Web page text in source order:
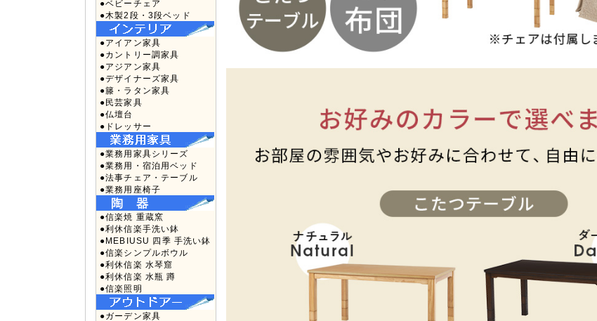
●ベビーチェア
●木製2段・3段ベッド
●アイアン家具
●カントリー調家具
●アジアン家具
●デザイナーズ家具
●籐・ラタン家具
●民芸家具
●仏壇台
●ドレッサー
●業務用家具シリーズ
●業務用・宿泊用ベッド
●法事チェア・テーブル
●業務用座椅子
●信楽焼 重蔵窯
●利休信楽手洗い鉢
●MEBIUSU 四季 手洗い鉢
●信楽シンプルボウル
●利休信楽 水琴窟
●利休信楽 水瓶 蹲
●信楽照明
●ガーデン家具